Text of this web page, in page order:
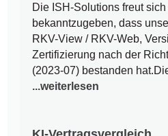
Die ISH-Solutions freut
bekanntzugeben, dass
RKV-View / RKV-Web,
Zertifizierung nach der
(2023-07) bestanden
...weiterlesen